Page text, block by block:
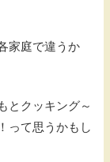
家庭で違うか
とクッキング～
って思うかもし